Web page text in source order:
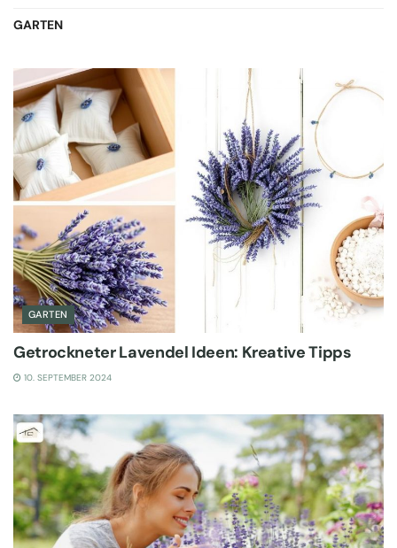
GARTEN
GARTEN
Getrockneter Lavendel Ideen: Kreative Tipps
10. SEPTEMBER 2024